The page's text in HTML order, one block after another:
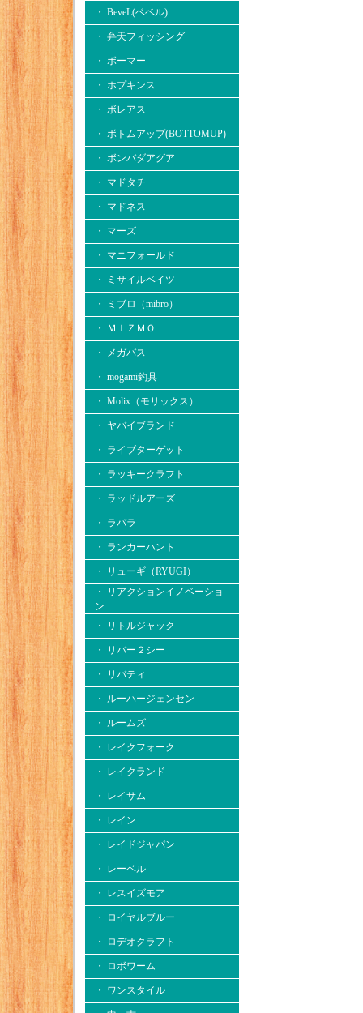
・ BeveL(ベベル)
・ 弁天フィッシング
・ ボーマー
・ ホプキンス
・ ボレアス
・ ボトムアップ(BOTTOMUP)
・ ボンバダアグア
・ マドタチ
・ マドネス
・ マーズ
・ マニフォールド
・ ミサイルベイツ
・ ミブロ（mibro）
・ ＭＩＺＭＯ
・ メガバス
・ mogami釣具
・ Molix（モリックス）
・ ヤバイブランド
・ ライブターゲット
・ ラッキークラフト
・ ラッドルアーズ
・ ラパラ
・ ランカーハント
・ リューギ（RYUGI）
・ リアクションイノベーショ
ン
・ リトルジャック
・ リバー２シー
・ リバティ
・ ルーハージェンセン
・ ルームズ
・ レイクフォーク
・ レイクランド
・ レイサム
・ レイン
・ レイドジャパン
・ レーベル
・ レスイズモア
・ ロイヤルブルー
・ ロデオクラフト
・ ロボワーム
・ ワンスタイル